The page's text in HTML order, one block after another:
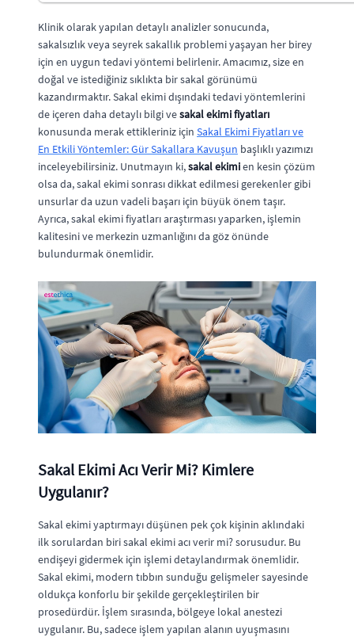
Klinik olarak yapılan detaylı analizler sonucunda,
sakalsızlık veya seyrek sakallık problemi yaşayan her birey
için en uygun tedavi yöntemi belirlenir. Amacımız, size en
doğal ve istediğiniz sıklıkta bir sakal görünümü
kazandırmaktır. Sakal ekimi dışındaki tedavi yöntemlerini
de içeren daha detaylı bilgi vesakal ekimi fiyatları
konusunda merak ettikleriniz için Sakal Ekimi Fiyatları ve
En Etkili Yöntemler: Gür Sakallara Kavuşun başlıklı yazımızı
inceleyebilirsiniz. Unutmayın ki,sakal ekimien kesin çözüm
olsa da, sakal ekimi sonrası dikkat edilmesi gerekenler gibi
unsurlar da uzun vadeli başarı için büyük önem taşır.
Ayrıca, sakal ekimi fiyatları araştırması yaparken, işlemin
kalitesini ve merkezin uzmanlığını da göz önünde
bulundurmak önemlidir.
Sakal Ekimi Acı Verir Mi? Kimlere
Uygulanır?
Sakal ekimi yaptırmayı düşünen pek çok kişinin aklındaki
ilk sorulardan biri sakal ekimi acı verir mi? sorusudur. Bu
endişeyi gidermek için işlemi detaylandırmak önemlidir.
Sakal ekimi, modern tıbbın sunduğu gelişmeler sayesinde
oldukça konforlu bir şekilde gerçekleştirilen bir
prosedürdür. İşlem sırasında, bölgeye lokal anestezi
uygulanır. Bu, sadece işlem yapılan alanın uyuşmasını